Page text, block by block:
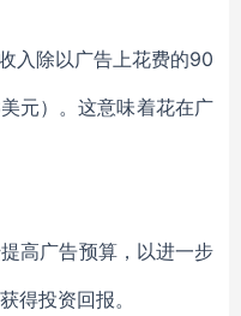
入除以广告上花费的90
元）。这意味着花在广
高广告预算，以进一步
得投资回报。